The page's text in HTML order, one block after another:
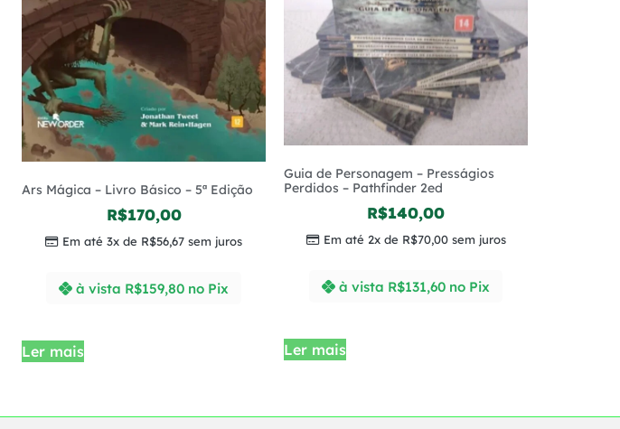
Ars Mágica – Livro Básico – 5ª Edição
R$170,00
Em até 3x de R$56,67 sem juros
à vista R$159,80 no Pix
Ler mais
Guia de Personagem – Presságios
Perdidos – Pathfinder 2ed
R$140,00
Em até 2x de R$70,00sem juros
à vista R$131,60 no Pix
Ler mais